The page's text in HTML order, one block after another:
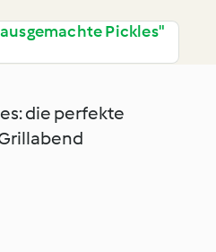
Pickles"
die perfekte